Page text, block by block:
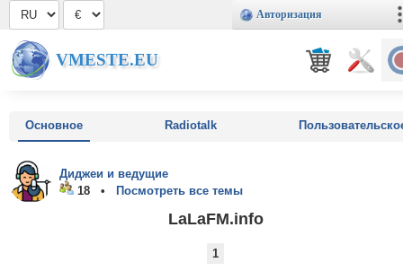
Авторизация
VMESTE.EU
Основное Radiotalk
Диджеи и ведущие
18 •
Посмотреть все темы
LaLaFM.info
1